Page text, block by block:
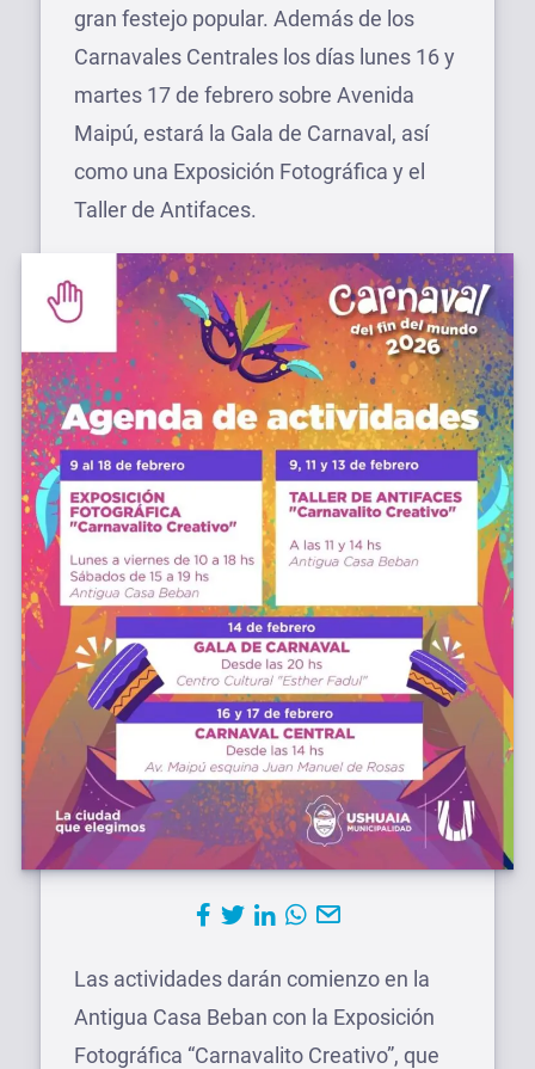
gran festejo popular. Además de los
Carnavales Centrales los días lunes 16 y
martes 17 de febrero sobre Avenida
Maipú, estará la Gala de Carnaval, así
como una Exposición Fotográfica y el
Taller de Antifaces.
Las actividades darán comienzo en la
Antigua Casa Beban con la Exposición
Fotográfica “Carnavalito Creativo”, que